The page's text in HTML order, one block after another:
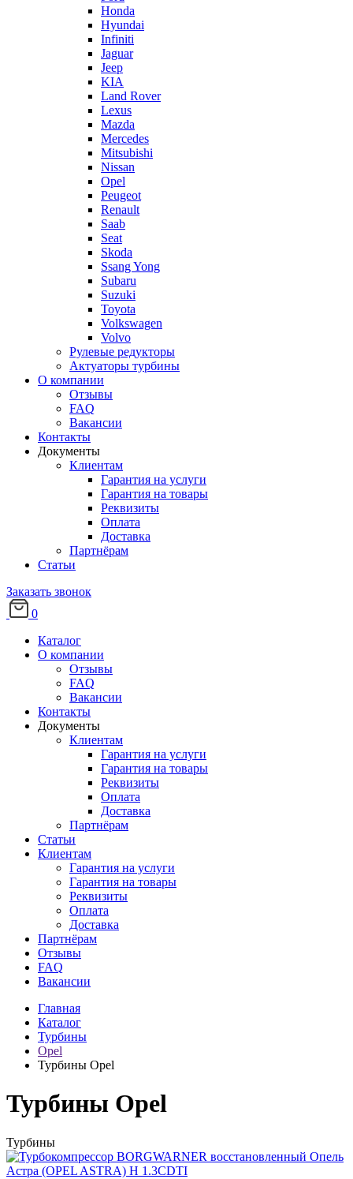
Honda
Hyundai
Infiniti
Jaguar
Jeep
KIA
Land Rover
Lexus
Mazda
Mercedes
Mitsubishi
Nissan
Opel
Peugeot
Renault
Saab
Seat
Skoda
Ssang Yong
Subaru
Suzuki
Toyota
Volkswagen
Volvo
Рулевые редукторы
Актуаторы турбины
О компании
Отзывы
FAQ
Вакансии
Контакты
Документы
Клиентам
Гарантия на услуги
Гарантия на товары
Реквизиты
Оплата
Доставка
Партнёрам
Статьи
Заказать звонок
0
Каталог
О компании
Отзывы
FAQ
Вакансии
Контакты
Документы
Клиентам
Гарантия на услуги
Гарантия на товары
Реквизиты
Оплата
Доставка
Партнёрам
Статьи
Клиентам
Гарантия на услуги
Гарантия на товары
Реквизиты
Оплата
Доставка
Партнёрам
Отзывы
FAQ
Вакансии
Главная
Каталог
Турбины
Opel
Турбины Opel
Турбины Opel
Турбины